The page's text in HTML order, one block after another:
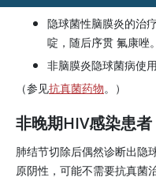
隐球菌性脑膜炎的治
啶 ，随后序贯 氟康唑。
非脑膜炎隐球菌病使用
（参见抗真菌药物。）
非晚期HIV感染患者
肺结节切除后偶然诊断出隐
原阴性，可能不需要抗真菌治